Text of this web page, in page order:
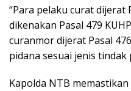
“Para pelaku curat dijerat
dikenakan Pasal 479
curanmor dijerat Pasal
pidana sesuai jenis tindak
Kapolda NTB